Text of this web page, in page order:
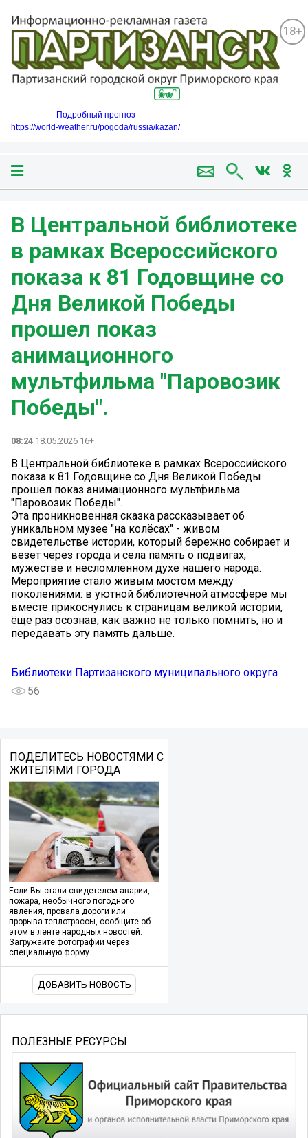
18+
Подробный прогноз
https://world-weather.ru/pogoda/russia/kazan/
В Центральной библиотеке
в рамках Всероссийского
показа к 81 Годовщине со
Дня Великой Победы
прошел показ
анимационного
мультфильма "Паровозик
Победы".
08:24 18.05.2026 16+
В Центральной библиотеке в рамках Всероссийского
показа к 81 Годовщине со Дня Великой Победы
прошел показ анимационного мультфильма
"Паровозик Победы".
Эта проникновенная сказка рассказывает об
уникальном музее "на колёсах" - живом
свидетельстве истории, который бережно собирает и
везет через города и села память о подвигах,
мужестве и несломленном духе нашего народа.
Мероприятие стало живым мостом между
поколениями: в уютной библиотечной атмосфере мы
вместе прикоснулись к страницам великой истории,
ёще раз осознав, как важно не только помнить, но и
передавать эту память дальше.
Библиотеки Партизанского муниципального округа
56
ПОДЕЛИТЕСЬ НОВОСТЯМИ С
ЖИТЕЛЯМИ ГОРОДА
Если Вы стали свидетелем аварии,
пожара, необычного погодного
явления, провала дороги или
прорыва теплотрассы, сообщите об
этом в ленте народных новостей.
Загружайте фотографии через
специальную форму.
ДОБАВИТЬ НОВОСТЬ
ПОЛЕЗНЫЕ РЕСУРСЫ